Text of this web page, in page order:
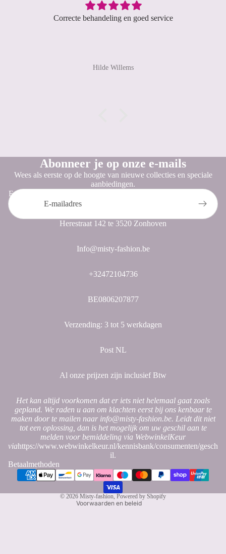
Correcte behandeling en goed service
Hilde Willems
Abonneer je op onze e-mails
Wees als eerste op de hoogte van nieuwe collecties en speciale
aanbiedingen.
E-mail
Herestraat 142 te 3520 Zonhoven
Info@misty-fashion.be
+32472104736
BE0806207877
Verzending: 3 tot 5 werkdagen
Post NL
Al onze prijzen zijn inclusief Btw
Het kan altijd voorkomen dat er iets niet helemaal gaat zoals
gepland. We raden u aan om klachten eerst bij ons kenbaar te
maken door te mailen naar info@misty-fashion.be. Leidt dit niet
tot een oplossing, dan is het mogelijk om uw geschil aan te
melden voor bemiddeling via WebwinkelKeur
viahttps://www.webwinkelkeur.nl/kennisbank/consumenten/gesch
il.
Betaalmethoden
© 2026 Misty-fashion, Powered by Shopify
Voorwaarden en beleid
Privacybeleid
Terugbetalingsbeleid
Contactgegevens
Wettelijke kennisgeving